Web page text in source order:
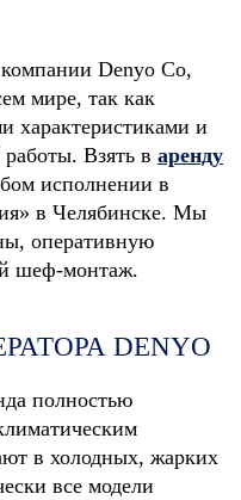
Denyo Co,
мире, так как
характеристиками и
Взять в аренду
исполнении в
в Челябинске. Мы
оперативную
шеф-монтаж.
DENYO
полностью
в холодных, жарких
все модели